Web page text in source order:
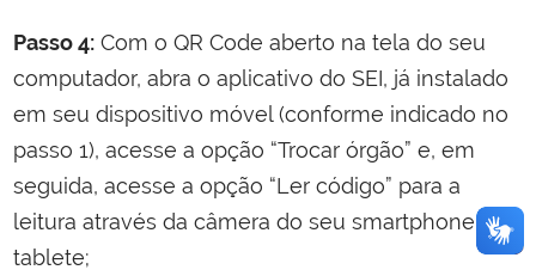
Passo 4:Com o QR Code aberto na tela do seu
computador, abra o aplicativo do SEI, já instalado
em seu dispositivo móvel (conforme indicado no
passo 1), acesse a opção “Trocar órgão” e, em
seguida, acesse a opção “Ler código” para a
leitura através da câmera do seu smartphone ou
tablete;